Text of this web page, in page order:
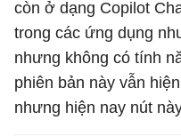
còn ở dạng Copilot
trong các ứng dụng
nhưng không có tính
phiên bản này vẫn
nhưng hiện nay nút